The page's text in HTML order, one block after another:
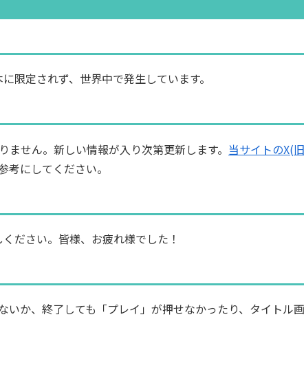
限定されず、世界中で発生しています。
せん。新しい情報が入り次第更新します。 当サイトのX(旧
にしてください。
ださい。皆様、お疲れ様でした！
いか、終了しても「プレイ」が押せなかったり、タイトル